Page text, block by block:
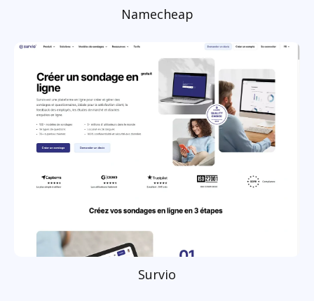
Namecheap
Survio